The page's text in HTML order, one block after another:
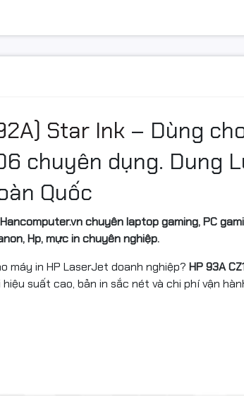
Star Ink – Dùng
chuyên dụng. Dung
Quốc
chuyên laptop gaming, PC
Hp, mực in chuyên nghiệp.
máy in HP LaserJet doanh nghiệp? HP 93A
suất cao, bản in sắc nét và chi phí vận